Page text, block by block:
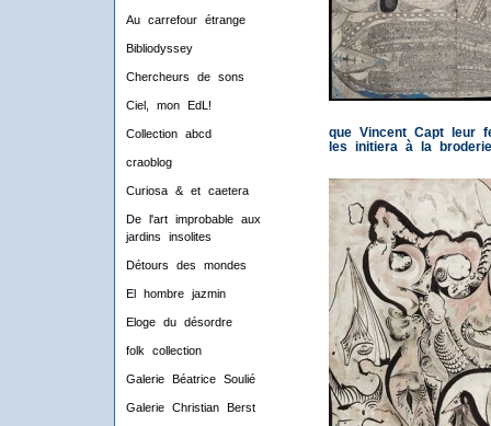
Au carrefour étrange
Bibliodyssey
Chercheurs de sons
Ciel, mon EdL!
Collection abcd
craoblog
Curiosa & et caetera
De l'art improbable aux
jardins insolites
Détours des mondes
El hombre jazmin
Eloge du désordre
folk collection
Galerie Béatrice Soulié
Galerie Christian Berst
que Vincent Capt leur
les initiera à la